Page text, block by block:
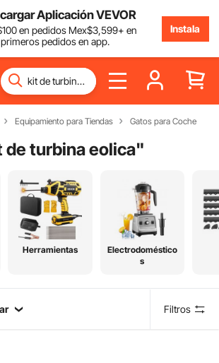
Aplicación VEVOR
100en pedidos Mex$3,599+ en
pedidos en app.
Instala
Equipamiento para Tiendas Gatos para Coche
de turbina eolica"
Herramientas
Electrodoméstico
s
Filtros